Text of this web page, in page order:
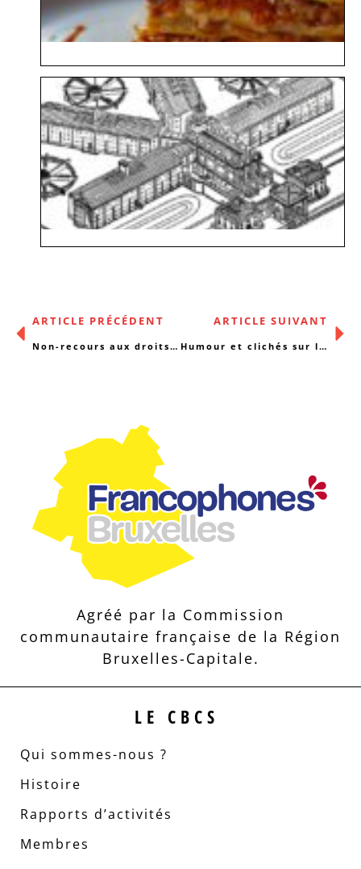
ARTICLE PRÉCÉDENT
Non-recours aux droits sociaux et sous-protection sociale à Bruxelles
ARTICLE SUIVANT
Humour et clichés sur les Roms
Agréé par la Commission
communautaire française de la Région
Bruxelles-Capitale.
LE CBCS
Qui sommes-nous ?
Histoire
Rapports d’activités
Membres